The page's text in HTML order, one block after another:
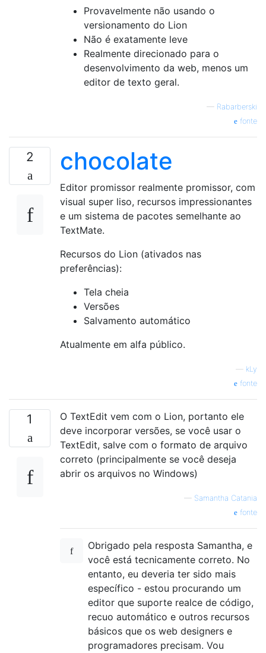
Provavelmente não usando o
versionamento do Lion
Não é exatamente leve
Realmente direcionado para o
desenvolvimento da web, menos um
editor de texto geral.
— Rabarberski
fonte
2 chocolate
Editor promissor realmente promissor, com
visual super liso, recursos impressionantes
e um sistema de pacotes semelhante ao
TextMate.
Recursos do Lion (ativados nas
preferências):
Tela cheia
Versões
Salvamento automático
Atualmente em alfa público.
kLy
fonte
1
O TextEdit vem com o Lion, portanto ele
deve incorporar versões, se você usar o
TextEdit, salve com o formato de arquivo
correto (principalmente se você deseja
abrir os arquivos no Windows)
— Samantha Catania
fonte
Obrigado pela resposta Samantha, e
você está tecnicamente correto. No
entanto, eu deveria ter sido mais
específico - estou procurando um
editor que suporte realce de código,
recuo automático e outros recursos
básicos que os web designers e
programadores precisam. Vou